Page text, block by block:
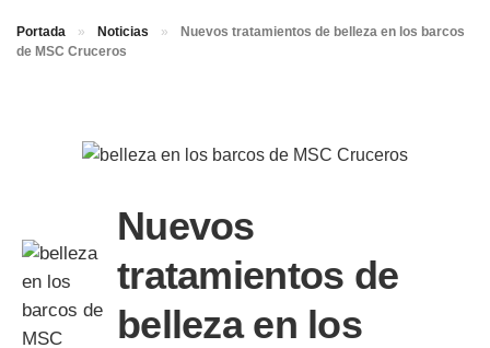
Portada » Noticias »
Nuevos tratamientos de belleza en los barcos
de MSC Cruceros
Nuevos
tratamientos de
belleza en los